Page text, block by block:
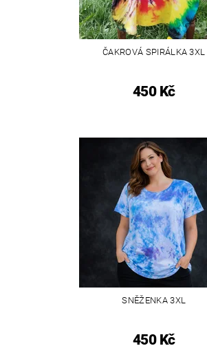
ČAKROVÁ SPIRÁLKA 3XL
450 Kč
SNĚŽENKA 3XL
450 Kč